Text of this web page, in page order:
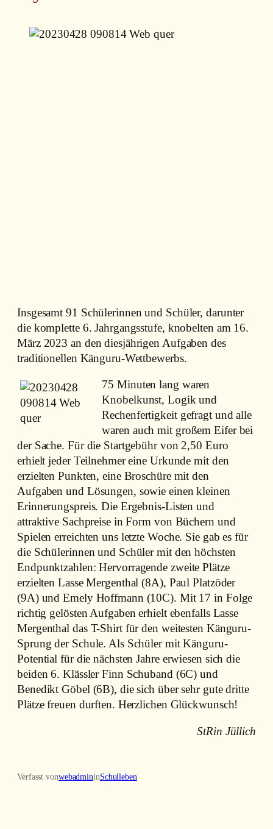
Insgesamt 91 Schülerinnen und Schüler, darunter
die komplette 6. Jahrgangsstufe, knobelten am 16.
März 2023 an den diesjährigen Aufgaben des
traditionellen Känguru-Wettbewerbs.
75 Minuten lang waren
Knobelkunst, Logik und
Rechenfertigkeit gefragt und alle
waren auch mit großem Eifer bei
der Sache. Für die Startgebühr von 2,50 Euro
erhielt jeder Teilnehmer eine Urkunde mit den
erzielten Punkten, eine Broschüre mit den
Aufgaben und Lösungen, sowie einen kleinen
Erinnerungspreis. Die Ergebnis-Listen und
attraktive Sachpreise in Form von Büchern und
Spielen erreichten uns letzte Woche. Sie gab es für
die Schülerinnen und Schüler mit den höchsten
Endpunktzahlen: Hervorragende zweite Plätze
erzielten Lasse Mergenthal (8A), Paul Platzöder
(9A) und Emely Hoffmann (10C). Mit 17 in Folge
richtig gelösten Aufgaben erhielt ebenfalls Lasse
Mergenthal das T-Shirt für den weitesten Känguru-
Sprung der Schule. Als Schüler mit Känguru-
Potential für die nächsten Jahre erwiesen sich die
beiden 6. Klässler Finn Schuband (6C) und
Benedikt Göbel (6B), die sich über sehr gute dritte
Plätze freuen durften. Herzlichen Glückwunsch!
StRin Jüllich
Verfasst vonwebadmininSchulleben